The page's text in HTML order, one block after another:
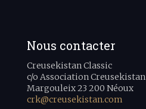
Nous contacter
Creusekistan Classic
c/o Association Creusekistan
Margouleix 23 200 Néoux
crk@creusekistan.com